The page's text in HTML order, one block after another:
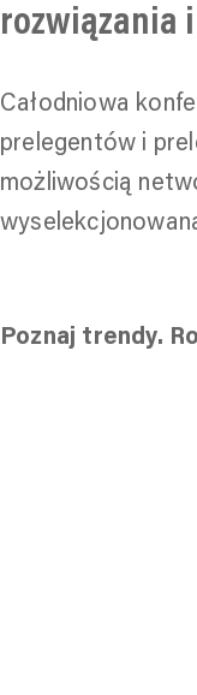
rozwiązania
Całodniowa
prelegentów i
możliwością
Poznaj trendy.